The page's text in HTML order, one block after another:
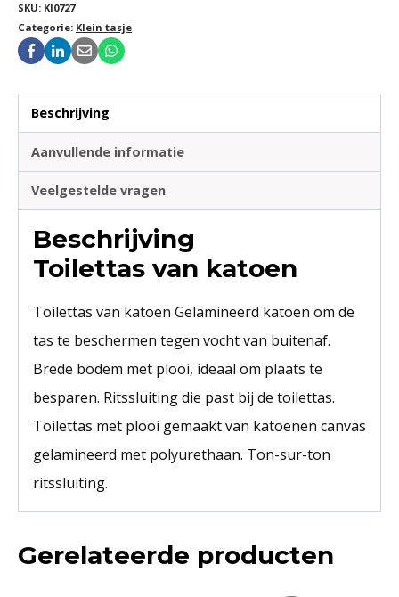
SKU: KI0727
Categorie: Klein tasje
Beschrijving
Aanvullende informatie
Veelgestelde vragen
Beschrijving
Toilettas van katoen
Toilettas van katoen Gelamineerd katoen om de
tas te beschermen tegen vocht van buitenaf.
Brede bodem met plooi, ideaal om plaats te
besparen. Ritssluiting die past bij de toilettas.
Toilettas met plooi gemaakt van katoenen canvas
gelamineerd met polyurethaan. Ton-sur-ton
ritssluiting.
Gerelateerde producten